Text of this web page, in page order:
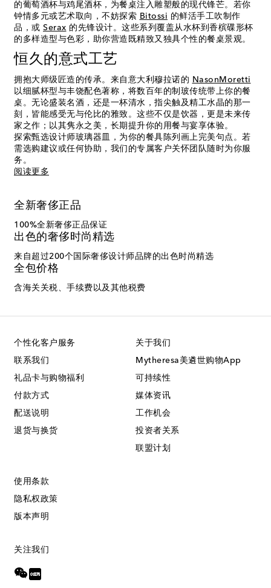
的葡萄酒杯与鸡尾酒杯，为餐桌注入雕塑般的现代锋芒。若你
钟情多元或艺术取向，不妨探索 Bitossi 的鲜活手工吹制作
品，或 Serax 的先锋设计。这些系列覆盖从水杯到香槟碟形杯
的多样造型与色彩，助你营造既精致又独具个性的餐桌景观。
恒久的意式工艺
拥抱大师级匠造的传承。来自意大利穆拉诺的 NasonMoretti
以细腻杯型与丰饶配色著称，将数百年的制玻传统带上你的餐
桌。无论盛装名酒，还是一杯清水，指尖触及精工水晶的那一
刻，皆能感受无与伦比的雅致。这些不仅是饮器，更是未来传
家之作；以其隽永之美，长期提升你的用餐与宴享体验。
探索甄选设计师玻璃器皿，为你的餐具陈列画上完美句点。若
需选购建议或任何协助，我们的专属客户关怀团队随时为你服
务。
阅读更多
全新奢侈正品
100%全新奢侈正品保证
出色的奢侈时尚精选
来自超过200个国际奢侈设计师品牌的出色时尚精选
全包价格
含海关关税、手续费以及其他税费
个性化客户服务
联系我们
礼品卡与购物福利
付款方式
配送说明
退货与换货
关于我们
Mytheresa美遴世购物App
可持续性
媒体资讯
工作机会
投资者关系
联盟计划
使用条款
隐私权政策
版本声明
关注我们